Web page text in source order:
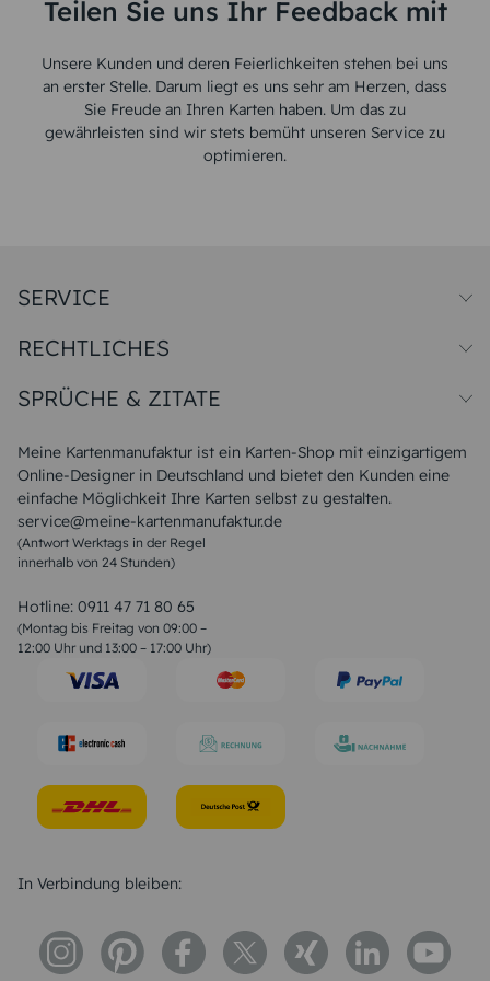
Teilen Sie uns Ihr Feedback mit
Unsere Kunden und deren Feierlichkeiten stehen bei uns
an erster Stelle. Darum liegt es uns sehr am Herzen, dass
Sie Freude an Ihren Karten haben. Um das zu
gewährleisten sind wir stets bemüht unseren Service zu
optimieren.
Meine Kartenmanufaktur ist ein Karten-Shop mit einzigartigem
Online-Designer in Deutschland und bietet den Kunden eine
einfache Möglichkeit Ihre Karten selbst zu gestalten.
service@meine-kartenmanufaktur.de
(Antwort Werktags in der Regel
innerhalb von 24 Stunden)
Hotline: 0911 47 71 80 65
(Montag bis Freitag von 09:00 –
12:00 Uhr und 13:00 – 17:00 Uhr)
SERVICE
Papiersorten
Unsere Produktion
Magazin
FAQ
RECHTLICHES
Widerrufsbelehrung
SPRÜCHE & ZITATE
Liebeskummer Sprüche
Sommer Sprüche
Muttertagssprüche
Sprüche zur Hochzeit
Sprüche zur Konfirmation & Kommunion
Weihnachtsgedichte
Liebessprüche
Geburtstagssprüche
Trauersprüche
Konfirmation Glückwünsche
In Verbindung bleiben: